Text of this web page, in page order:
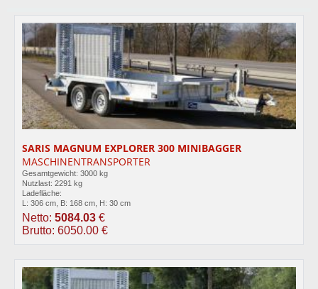
SARIS MAGNUM EXPLORER 300 MINIBAGGER
MASCHINENTRANSPORTER
Gesamtgewicht: 3000 kg
Nutzlast: 2291 kg
Ladefläche:
L: 306 cm, B: 168 cm, H: 30 cm
Netto: 5084.03 €
Brutto: 6050.00 €